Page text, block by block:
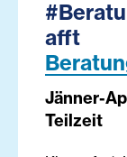
afft
Jänner-
Teilzeit